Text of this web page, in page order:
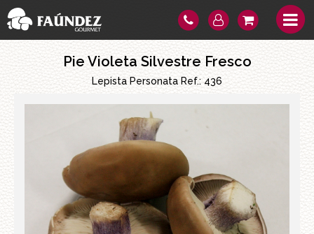
Pie Violeta Silvestre Fresco
Lepista Personata Ref.:436